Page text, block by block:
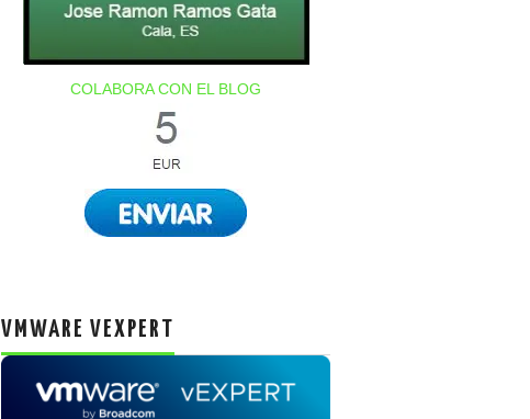
COLABORA CON EL BLOG
VMWARE VEXPERT